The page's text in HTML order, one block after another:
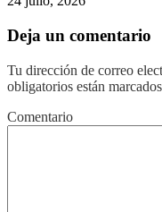
Deja un comentario
Tu dirección de correo
obligatorios están
Comentario